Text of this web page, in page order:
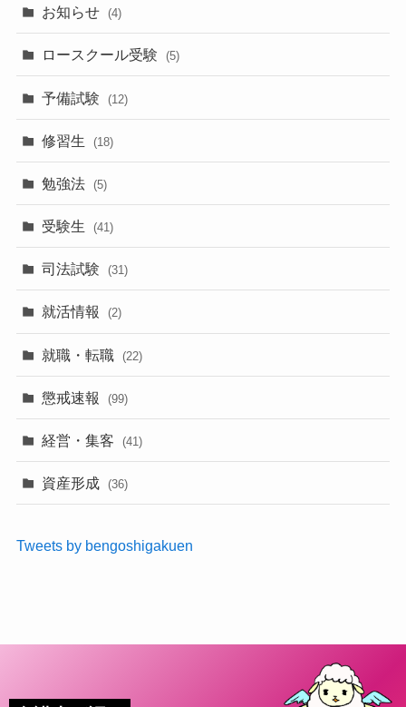
お知らせ (4)
ロースクール受験 (5)
予備試験 (12)
修習生 (18)
勉強法 (5)
受験生 (41)
司法試験 (31)
就活情報 (2)
就職・転職 (22)
懲戒速報 (99)
経営・集客 (41)
資産形成 (36)
Tweets by bengoshigakuen